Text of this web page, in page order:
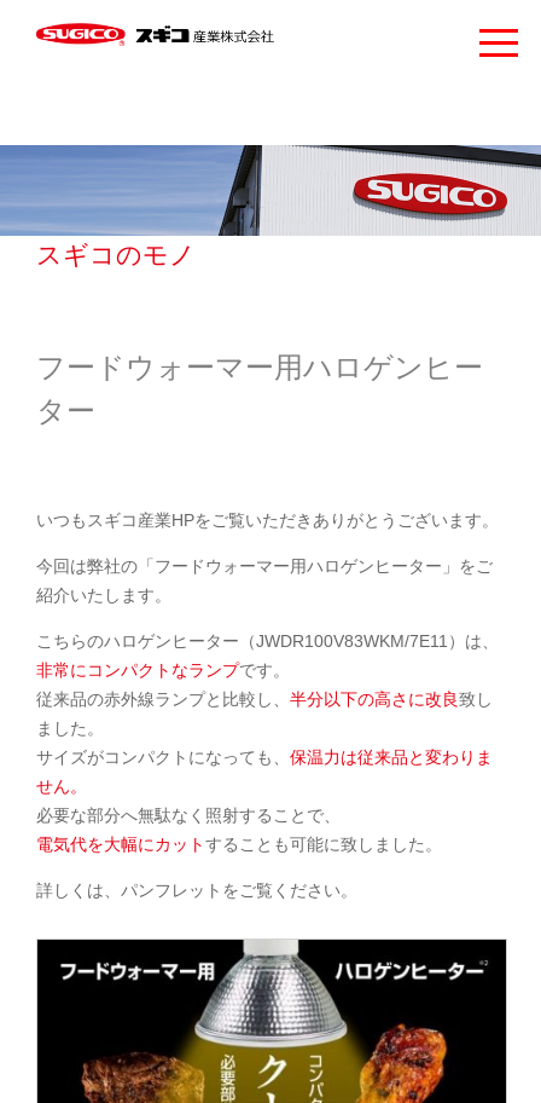
スギコのモノ
フードウォーマー用ハロゲンヒー
ター
いつもスギコ産業HPをご覧いただきありがとうございます。
今回は弊社の「フードウォーマー用ハロゲンヒーター」をご
紹介いたします。
こちらのハロゲンヒーター（JWDR100V83WKM/7E11）は、
非常にコンパクトなランプです。
従来品の赤外線ランプと比較し、 半分以下の高さに改良致し
ました。
サイズがコンパクトになっても、 保温力は従来品と変わりま
せん。
必要な部分へ無駄なく照射することで、
電気代を大幅にカットすることも可能に致しました。
詳しくは、パンフレットをご覧ください。